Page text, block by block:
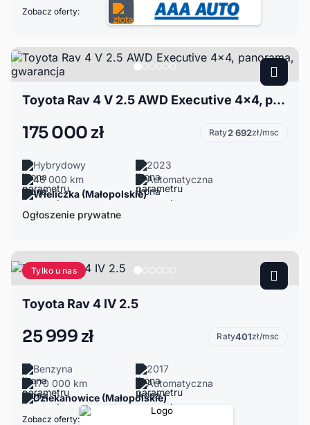
Zobacz oferty:
Toyota Rav 4 V 2.5 AWD Executive 4x4, panorama, gwarancja
175 000 zł Raty2 692zł/msc
Hybrydowy
2023
46 000 km
Automatyczna
Wieliczka (Małopolskie)
Ogłoszenie prywatne
Tylko u nas
Toyota Rav 4 IV 2.5
25 999 zł Raty401zł/msc
Benzyna
2017
170 000 km
Automatyczna
Dziekanowice (Małopolskie)
Zobacz oferty: